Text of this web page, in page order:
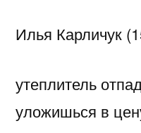
Илья Карличук
утеплитель
уложишься в